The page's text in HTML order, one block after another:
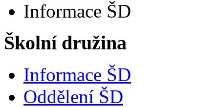
Informace ŠD
Školní družina
Informace ŠD
Oddělení ŠD